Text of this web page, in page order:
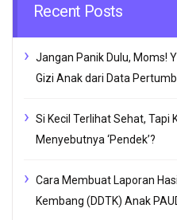
Recent Posts
Jangan Panik Dulu, Moms!
Gizi Anak dari Data
Si Kecil Terlihat Sehat, Tapi
Menyebutnya ‘Pendek’?
Cara Membuat Laporan
Kembang (DDTK) Anak